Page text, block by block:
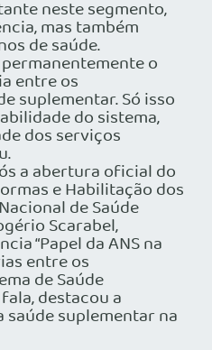
neste segmento,
mas também
de saúde.
o
entre os
suplementar. Só isso
do sistema,
dos serviços
a abertura oficial do
e Habilitação dos
de Saúde
Scarabel,
“Papel da ANS na
entre os
de Saúde
destacou a
suplementar na